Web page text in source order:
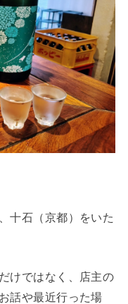
十石（京都）をいた
けではなく、店主の
話や最近行った場